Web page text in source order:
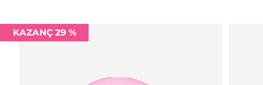
KAZANÇ 29 %
Rusya
Tahmini teslim tarihi